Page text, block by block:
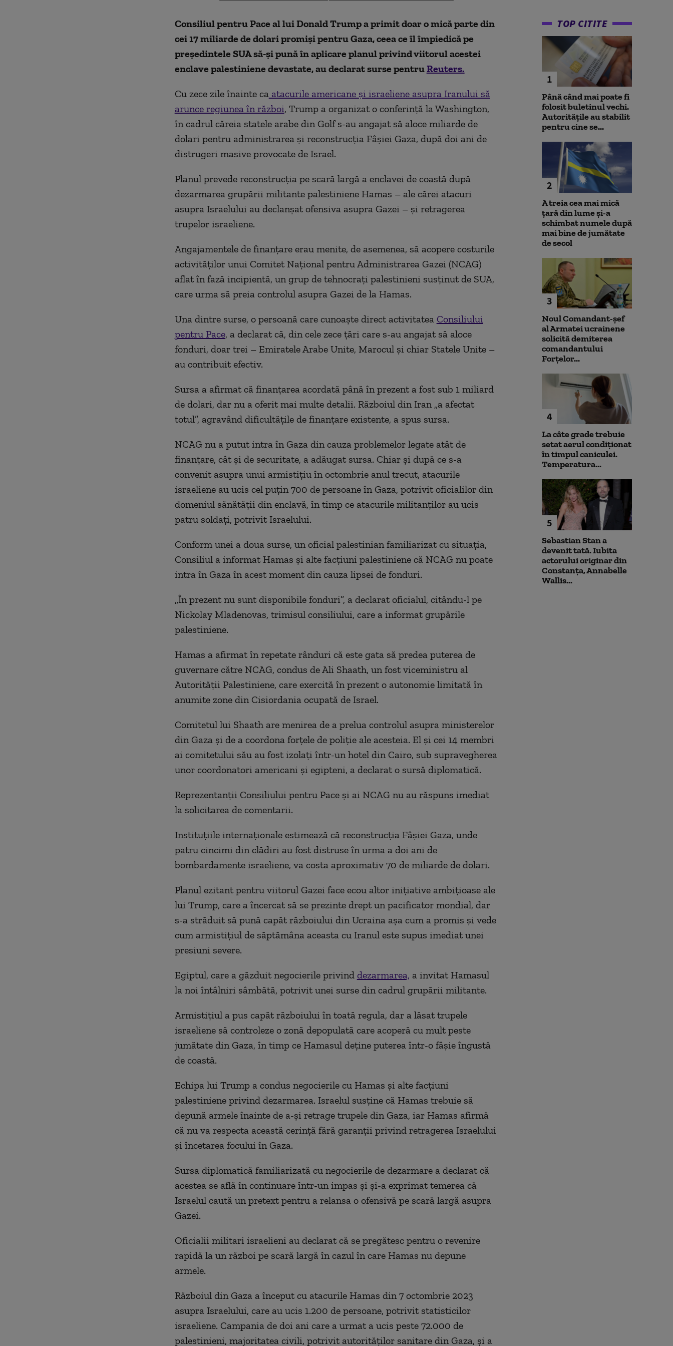
Consiliul pentru Pace al lui Donald Trump a primit doar o mică parte din
cei 17 miliarde de dolari promiși pentru Gaza, ceea ce îl împiedică pe
președintele SUA să-și pună în aplicare planul privind viitorul acestei
enclave palestiniene devastate, au declarat surse pentruReuters.
Cu zece zile înainte caatacurile americane și israeliene asupra Iranului să
arunce regiunea în război, Trump a organizat o conferință la Washington,
în cadrul căreia statele arabe din Golf s-au angajat să aloce miliarde de
dolari pentru administrarea și reconstrucția Fâșiei Gaza, după doi ani de
distrugeri masive provocate de Israel.
Planul prevede reconstrucția pe scară largă a enclavei de coastă după
dezarmarea grupării militante palestiniene Hamas – ale cărei atacuri
asupra Israelului au declanșat ofensiva asupra Gazei – și retragerea
trupelor israeliene.
Angajamentele de finanțare erau menite, de asemenea, să acopere costurile
activităților unui Comitet Național pentru Administrarea Gazei (NCAG)
aflat în fază incipientă, un grup de tehnocrați palestinieni susținut de SUA,
care urma să preia controlul asupra Gazei de la Hamas.
Una dintre surse, o persoană care cunoaște direct activitatea Consiliului
pentru Pace, a declarat că, din cele zece țări care s-au angajat să aloce
fonduri, doar trei – Emiratele Arabe Unite, Marocul și chiar Statele Unite –
au contribuit efectiv.
Sursa a afirmat că finanțarea acordată până în prezent a fost sub 1 miliard
de dolari, dar nu a oferit mai multe detalii. Războiul din Iran „a afectat
totul”, agravând dificultățile de finanțare existente, a spus sursa.
NCAG nu a putut intra în Gaza din cauza problemelor legate atât de
finanțare, cât și de securitate, a adăugat sursa. Chiar și după ce s-a
convenit asupra unui armistițiu în octombrie anul trecut, atacurile
israeliene au ucis cel puțin 700 de persoane în Gaza, potrivit oficialilor din
domeniul sănătății din enclavă, în timp ce atacurile militanților au ucis
patru soldați, potrivit Israelului.
Conform unei a doua surse, un oficial palestinian familiarizat cu situația,
Consiliul a informat Hamas și alte facțiuni palestiniene că NCAG nu poate
intra în Gaza în acest moment din cauza lipsei de fonduri.
„În prezent nu sunt disponibile fonduri”, a declarat oficialul, citându-l pe
Nickolay Mladenovas, trimisul consiliului, care a informat grupările
palestiniene.
Hamas a afirmat în repetate rânduri că este gata să predea puterea de
guvernare către NCAG, condus de Ali Shaath, un fost viceministru al
Autorității Palestiniene, care exercită în prezent o autonomie limitată în
anumite zone din Cisiordania ocupată de Israel.
Comitetul lui Shaath are menirea de a prelua controlul asupra ministerelor
din Gaza și de a coordona forțele de poliție ale acesteia. El și cei 14 membri
ai comitetului său au fost izolați într-un hotel din Cairo, sub supravegherea
unor coordonatori americani și egipteni, a declarat o sursă diplomatică.
Reprezentanții Consiliului pentru Pace și ai NCAG nu au răspuns imediat
la solicitarea de comentarii.
Instituțiile internaționale estimează că reconstrucția Fâșiei Gaza, unde
patru cincimi din clădiri au fost distruse în urma a doi ani de
bombardamente israeliene, va costa aproximativ 70 de miliarde de dolari.
Planul ezitant pentru viitorul Gazei face ecou altor inițiative ambițioase ale
lui Trump, care a încercat să se prezinte drept un pacificator mondial, dar
s-a străduit să pună capăt războiului din Ucraina așa cum a promis și vede
cum armistițiul de săptămâna aceasta cu Iranul este supus imediat unei
presiuni severe.
Egiptul, care a găzduit negocierile privind dezarmarea, a invitat Hamasul
la noi întâlniri sâmbătă, potrivit unei surse din cadrul grupării militante.
Armistițiul a pus capăt războiului în toată regula, dar a lăsat trupele
israeliene să controleze o zonă depopulată care acoperă cu mult peste
jumătate din Gaza, în timp ce Hamasul deține puterea într-o fâșie îngustă
de coastă.
Echipa lui Trump a condus negocierile cu Hamas și alte facțiuni
palestiniene privind dezarmarea. Israelul susține că Hamas trebuie să
depună armele înainte de a-și retrage trupele din Gaza, iar Hamas afirmă
că nu va respecta această cerință fără garanții privind retragerea Israelului
și încetarea focului în Gaza.
Sursa diplomatică familiarizată cu negocierile de dezarmare a declarat că
acestea se află în continuare într-un impas și și-a exprimat temerea că
Israelul caută un pretext pentru a relansa o ofensivă pe scară largă asupra
Gazei.
Oficialii militari israelieni au declarat că se pregătesc pentru o revenire
rapidă la un război pe scară largă în cazul în care Hamas nu depune
armele.
Războiul din Gaza a început cu atacurile Hamas din 7 octombrie 2023
asupra Israelului, care au ucis 1.200 de persoane, potrivit statisticilor
israeliene. Campania de doi ani care a urmat a ucis peste 72.000 de
palestinieni, majoritatea civili, potrivit autorităților sanitare din Gaza, și a
TOP CITITE
1
Până când mai poate fi
folosit buletinul vechi.
Autoritățile au stabilit
pentru cine se...
2
A treia cea mai mică
țară din lume și-a
schimbat numele după
mai bine de jumătate
de secol
3
Noul Comandant-șef
al Armatei ucrainene
solicită demiterea
comandantului
Forțelor...
4
La câte grade trebuie
setat aerul condiționat
în timpul caniculei.
Temperatura...
5
Sebastian Stan a
devenit tată. Iubita
actorului originar din
Constanța, Annabelle
Wallis...